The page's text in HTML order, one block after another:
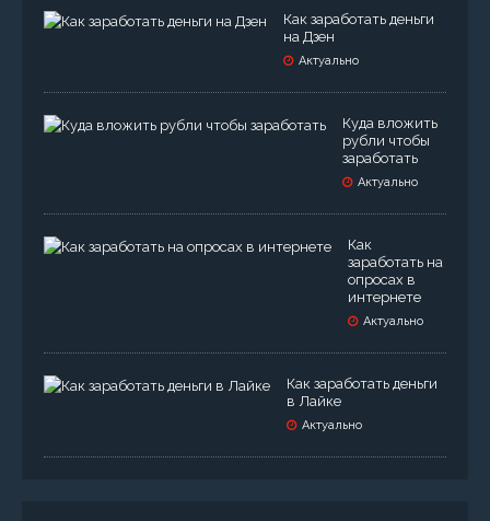
Как заработать деньги
на Дзен
Актуально
Куда вложить
рубли чтобы
заработать
Актуально
Как
заработать на
опросах в
интернете
Актуально
Как заработать деньги
в Лайке
Актуально